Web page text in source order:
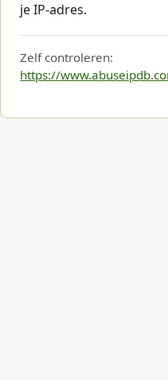
je IP-adres.
Zelf controleren:
https://